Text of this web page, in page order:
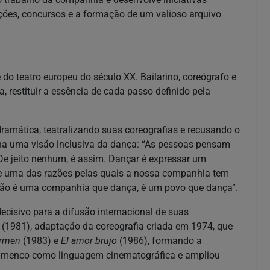
concursos e a formação de um valioso arquivo
teatro europeu do século XX. Bailarino, coreógrafo e
restituir a essência de cada passo definido pela
teatralizando suas coreografias e recusando o
uma visão inclusiva da dança: “As pessoas pensam
jeito nenhum, é assim. Dançar é expressar um
das razões pelas quais a nossa companhia tem
é uma companhia que dança, é um povo que dança”.
para a difusão internacional de suas
(1981), adaptação da coreografia criada em 1974, que
(1983) e El amor brujo (1986), formando a
como linguagem cinematográfica e ampliou